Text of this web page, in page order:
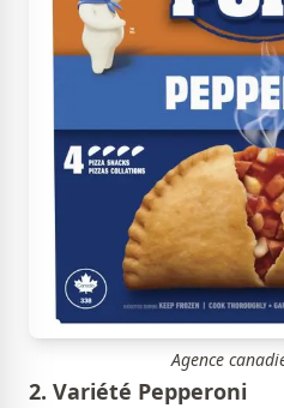
Agence
2. Variété Pepperoni